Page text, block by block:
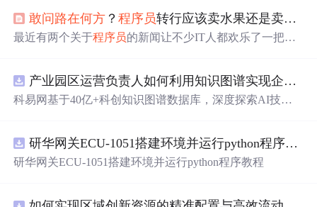
0 水电100 话费100 日用200 零食水果100 日常吃饭1000 周
末偶尔出去玩500 偶尔...
敢问路在何方 ？程序员转行应该卖水果还是卖烧饼
最近有两个关于程序员的新闻让不少IT人都欢乐了一把，
骨”一样，甚至连“地中海”的头发也变得浓黑茂密了，难道
程序员这个行业就这么“摧残”人么？转行之后就能成为高
产业园区运营负责人如何利用知识图谱实现企业精准对接与协同？.docx
科易网基于40亿+科创知识图谱数据库，深度探索AI技术
新领域的AI+数智化解决方案，推动科技创新与产业创新
智能化发展。
研华网关ECU-1051搭建环境并运行python程序教程
研华网关ECU-1051搭建环境并运行python程序教程